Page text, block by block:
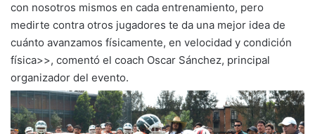
con nosotros mismos en cada entrenamiento, pero
medirte contra otros jugadores te da una mejor idea de
cuánto avanzamos físicamente, en velocidad y condición
física>>, comentó el coach Oscar Sánchez, principal
organizador del evento.